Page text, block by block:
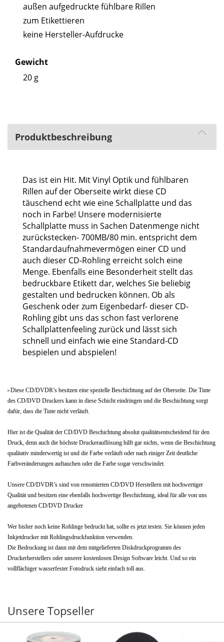
außen aufgedruckte fühlbare Rillen
zum Etikettieren
keine Hersteller-Aufdrucke
Gewicht
20 g
Produktbeschreibung
Das ist ein Hit. Mit Vinyl Optik und fühlbaren
Rillen auf der Oberseite wirkt diese CD
täuschend echt wie eine Schallplatte und das
noch in Farbe! Unsere modernisierte
Schallplatte muss in Sachen Datenmenge nicht
zurückstecken- 700MB/80 min. entspricht dem
Standardaufnahmevermögen einer CD und
auch dieser CD-Rohling erreicht solch eine
Menge. Ebenfalls eine Besonderheit stellt das
bedruckbare Etikett dar, welches Sie beliebig
gestalten und bedrucken können. Ob als
Geschenk oder zum Eigenbedarf- dieser CD-
Rohling gibt uns das schon fast verlorene
Schallplattenfeeling zurück und lässt sich
schnell und einfach wie eine Standard-CD
bespielen und abspielen!
Diese CD/DVDR’s besitzen eine spezielle Beschichtung auf der Oberseite. Die Tinte
des CD/DVD Druckers kann in diese Schicht eindringen und die Beschichtung sorgt
dafür, dass die Tinte nicht verläuft.
Hier ist die Qualität der CD/DVD Beschichtung absolut qualitätsentscheidend für den
Druck, denn auch die höchste Druckerauflösung hilft gar nichts, wenn die Beschichtung
qualitativ minderwertig ist und die Farbe verläuft oder nach einiger Zeit deutliche
Farbveränderungen auftauchen oder die Farbe sogar verschwindet.
Unsere CD/DVDR’s sind von renomierten CD/DVD Herstellern mit hochwertiger
Qualität und besitzen eine ebenfalls hochwertige Beschichtung, ideal für alle von uns
angebotenen CD/DVD Drucker
Wer bisher noch keine Rohlinge bedruckt hat, sollte es jetzt testen. Sie können jeden
Inkjetdrucker mit Rohlingsdruckfunktion verwenden.
Die Bedruckung ist dann mit dem mitgelieferten Diskdruckprogramm des
Druckerherstellers oder unserer kostenlosen Design Software leicht. Und so ein
vollflächiger wasserfester Fotodruck sieht einfach toll aus.
Unsere Topseller